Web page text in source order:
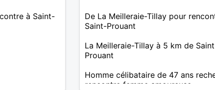
à Saint-
De La Meilleraie-Tillay pour
Saint-Prouant
La Meilleraie-Tillay à 5 km de
Prouant
Homme célibataire de 47 ans
rencontre femme amoureuse